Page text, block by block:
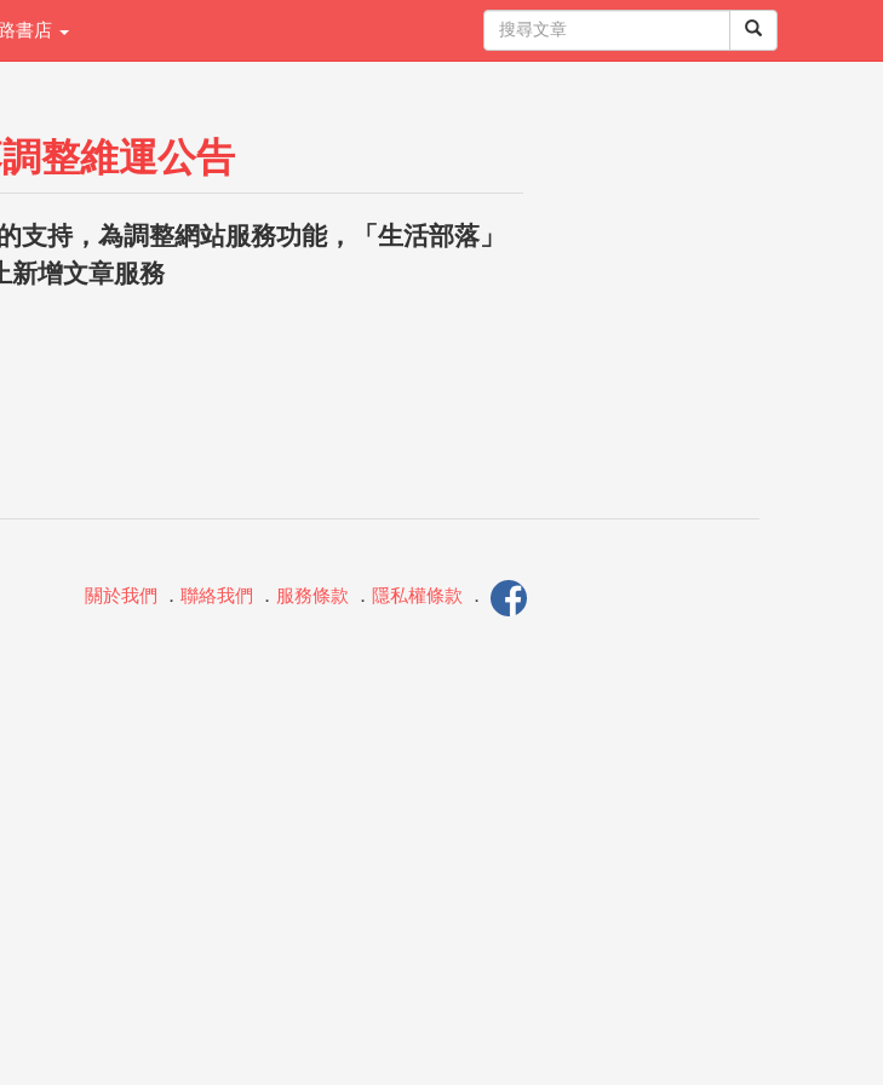
書店
整維運公告
支持，為調整網站服務功能，「生活部落」
新增文章服務
關於我們 ． 聯絡我們 ． 服務條款 ． 隱私權條款 ．